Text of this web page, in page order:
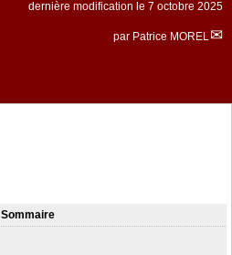
dernière modification le 7 octobre 2025
par Patrice MOREL
Sommaire